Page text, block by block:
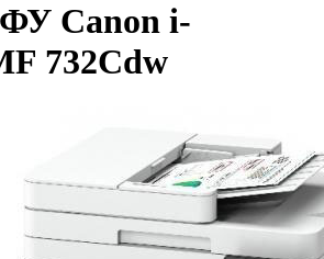
Canon i-
732Cdw